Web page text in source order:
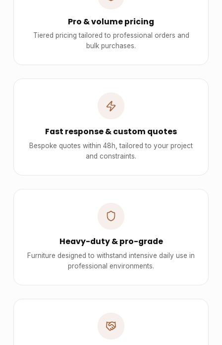
Pro & volume pricing
Tiered pricing tailored to professional orders and
bulk purchases.
Fast response & custom quotes
Bespoke quotes within 48h, tailored to your project
and constraints.
Heavy-duty & pro-grade
Furniture designed to withstand intensive daily use in
professional environments.